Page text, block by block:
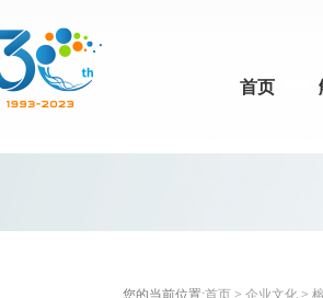
首页
您的当前位置:首页 > 企业文化 >